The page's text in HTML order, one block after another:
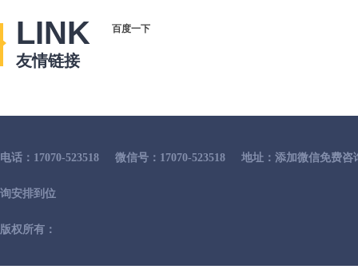
LINK
友情链接
百度一下
电话：17070-523518 微信号：17070-523518 地址：添加微信免费
询安排到位
版权所有：